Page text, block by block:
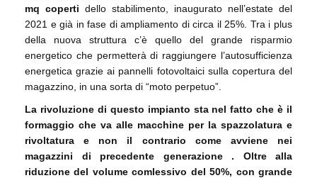
mq coperti dello stabilimento, inaugurato nell’estate del
2021 e già in fase di ampliamento di circa il 25%. Tra i plus
della nuova struttura c’è quello del grande risparmio
energetico che permetterà di raggiungere l’autosufficienza
energetica grazie ai pannelli fotovoltaici sulla copertura del
magazzino, in una sorta di “moto perpetuo”.
La rivoluzione di questo impianto sta nel fatto che è il
formaggio che va alle macchine per la spazzolatura e
rivoltatura e non il contrario come avviene nei
magazzini di precedente generazione . Oltre alla
riduzione del volume comlessivo del 50%, con grande